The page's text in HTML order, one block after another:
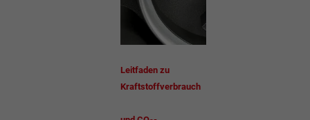
Leitfaden zu
Kraftstoffverbrauch